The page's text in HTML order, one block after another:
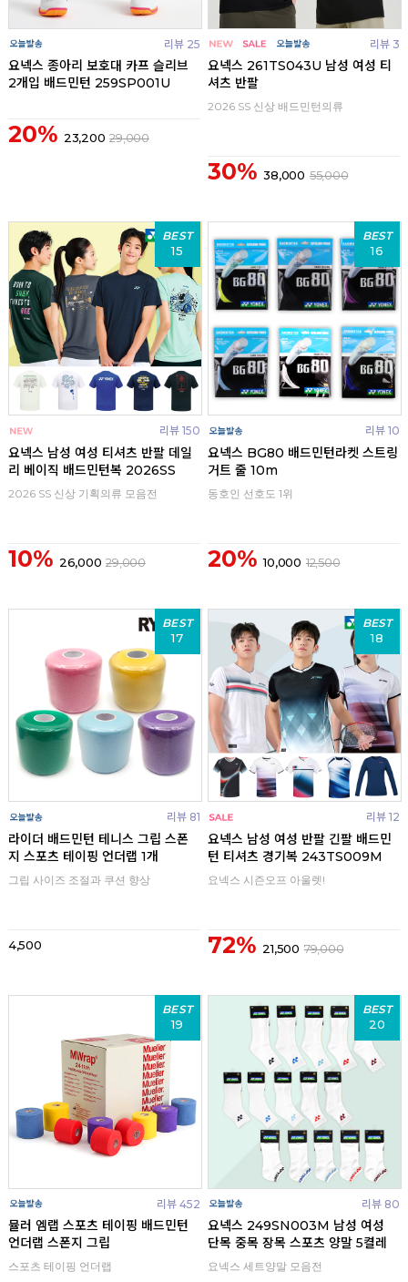
리뷰 25
요넥스 종아리 보호대 카프 슬리브
2개입 배드민턴 259SP001U
20% 23,200 29,000
리뷰 3
요넥스 261TS043U 남성 여성 티
셔츠 반팔
2026 SS 신상 배드민턴의류
30% 38,000 55,000
BEST
15
리뷰 150
요넥스 남성 여성 티셔츠 반팔 데일
리 베이직 배드민턴복 2026SS
2026 SS 신상 기획의류 모음전
10% 26,000 29,000
BEST
16
리뷰 10
요넥스 BG80 배드민턴라켓 스트링
거트 줄 10m
동호인 선호도 1위
20% 10,000 12,500
BEST
17
리뷰 81
라이더 배드민턴 테니스 그립 스폰
지 스포츠 테이핑 언더랩 1개
그립 사이즈 조절과 쿠션 향상
4,500
BEST
18
리뷰 12
요넥스 남성 여성 반팔 긴팔 배드민
턴 티셔츠 경기복 243TS009M
요넥스 시즌오프 아울렛!
72% 21,500 79,000
BEST
19
리뷰 452
뮬러 엠랩 스포츠 테이핑 배드민턴
언더랩 스폰지 그립
스포츠 테이핑 언더랩
BEST
20
리뷰 80
요넥스 249SN003M 남성 여성
단목 중목 장목 스포츠 양말 5켤레
요넥스 세트양말 모음전